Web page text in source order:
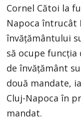
Cornel Cătoi la
Napoca întrucât
învățământului
să ocupe
de învăţământ
două mandate,
Cluj-Napoca în
mandat.